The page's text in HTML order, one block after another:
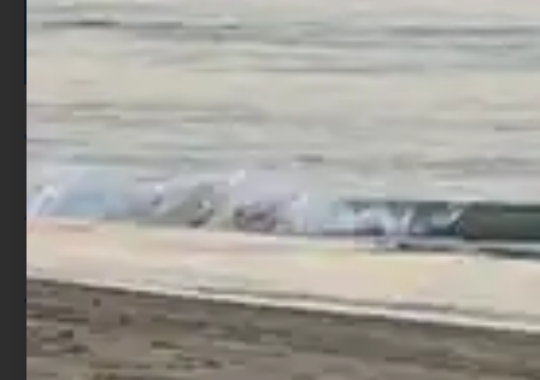
ISCRIVITI E RICEVI 3,50€ DI
SCONTO >
Per ogni acquisto accumuli ulteriori
punti;
Utilizza i punti per ricevere uno
I punti sono indicati nella pagina
prodotto;